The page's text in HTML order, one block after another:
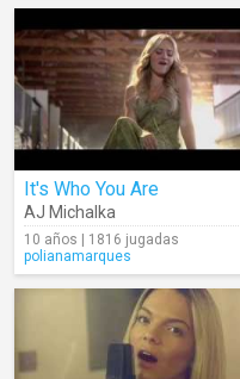
It's Who You Are
AJ Michalka
10 años | 1816 jugadas
polianamarques